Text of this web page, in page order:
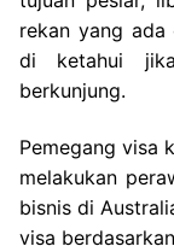
rekan yang ada
di ketahui
berkunjung.
Pemegang visa
melakukan
bisnis di
visa